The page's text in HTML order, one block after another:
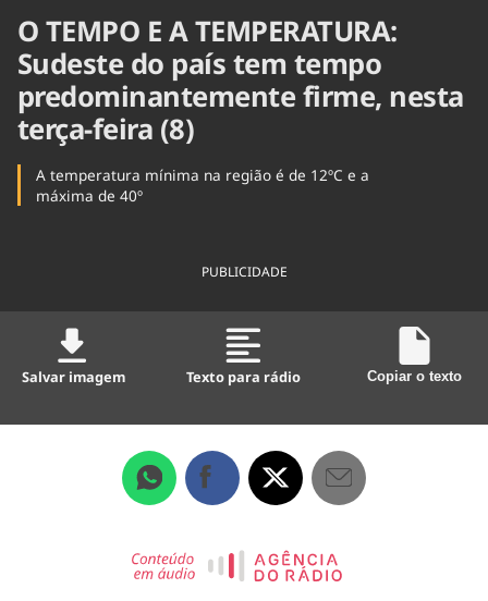
O TEMPO E A TEMPERATURA:
Sudeste do país tem tempo
predominantemente firme, nesta
terça-feira (8)
A temperatura mínima na região é de 12ºC e a
máxima de 40º
PUBLICIDADE
Salvar imagem Texto para rádio Copiar o texto